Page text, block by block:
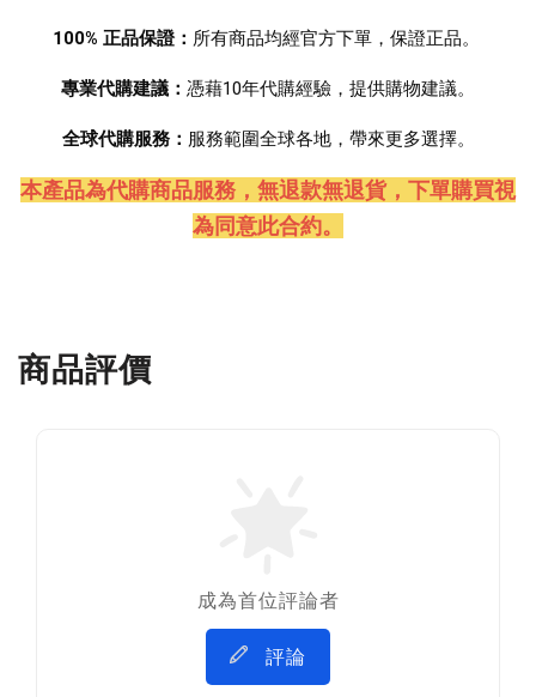
100% 正品保證： 所有商品均經官方下單，保證正品。
專業代購建議： 憑藉10年代購經驗，提供購物建議。
全球代購服務： 服務範圍全球各地，帶來更多選擇。
本產品為代購商品服務，無退款無退貨，下單購買視
為同意此合約。
商品評價
成為首位評論者
評論